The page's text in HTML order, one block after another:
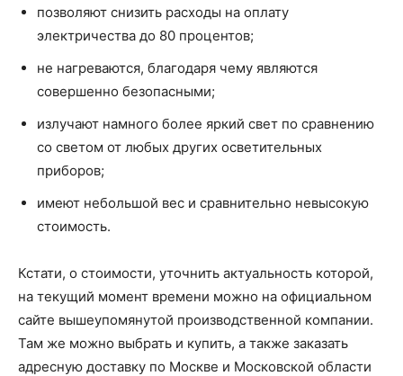
позволяют снизить расходы на оплату
электричества до 80 процентов;
не нагреваются, благодаря чему являются
совершенно безопасными;
излучают намного более яркий свет по сравнению
со светом от любых других осветительных
приборов;
имеют небольшой вес и сравнительно невысокую
стоимость.
Кстати, о стоимости, уточнить актуальность которой,
на текущий момент времени можно на официальном
сайте вышеупомянутой производственной компании.
Там же можно выбрать и купить, а также заказать
адресную доставку по Москве и Московской области